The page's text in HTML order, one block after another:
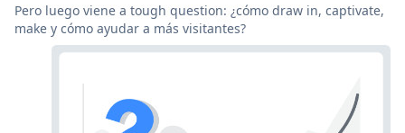
Pero luego viene a tough question: ¿cómo draw in, captivate,
make y cómo ayudar a más visitantes?